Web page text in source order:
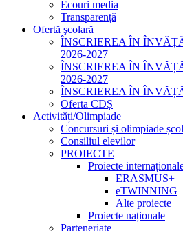
Ecouri media
Transparență
Ofertă şcolară
ÎNSCRIEREA ÎN
2026-2027
ÎNSCRIEREA ÎN
2026-2027
ÎNSCRIEREA ÎN
Oferta CDȘ
Activități/Olimpiade
Concursuri și olimpiade
Consiliul elevilor
PROIECTE
Proiecte
ERASMUS+
eTWINNING
Alte proiecte
Proiecte naționale
Parteneriate